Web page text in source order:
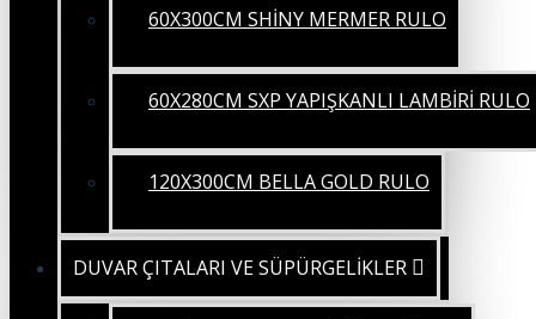
60X300CM SHİNY MERMER RULO
60X280CM SXP YAPIŞKANLI LAMBİRİ RULO
120X300CM BELLA GOLD RULO
DUVAR ÇITALARI VE SÜPÜRGELİKLER